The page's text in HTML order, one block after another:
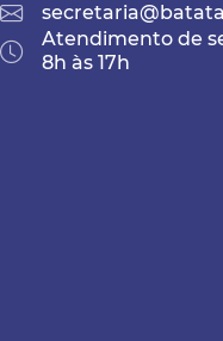
Atendimento de
8h às 17h